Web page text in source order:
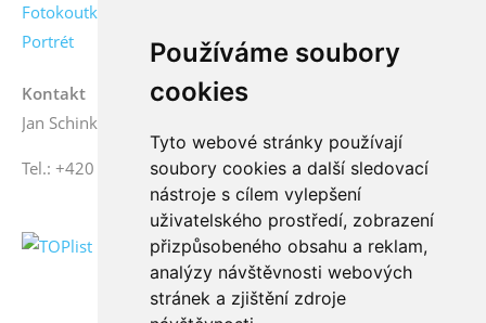
Používáme soubory
cookies
Tyto webové stránky používají
soubory cookies a další sledovací
nástroje s cílem vylepšení
uživatelského prostředí, zobrazení
přizpůsobeného obsahu a reklam,
analýzy návštěvnosti webových
stránek a zjištění zdroje
Fotokoutky
Portrét
Kontakt
Jan Schinko jr., fotograf
Tel.: +420 776 771 000